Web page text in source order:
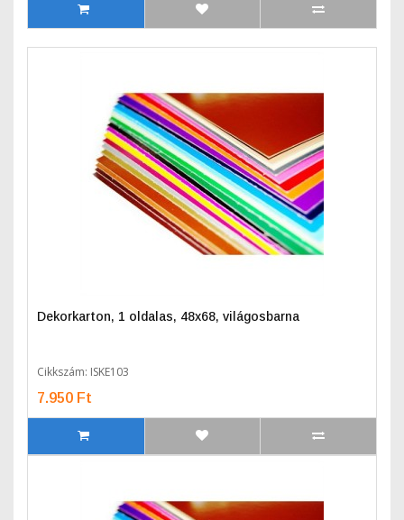
Dekorkarton, 1 oldalas, 48x68, világosbarna
Cikkszám: ISKE103
7.950 Ft